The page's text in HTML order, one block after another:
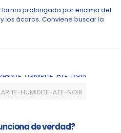
prolongada por encima del
los ácaros. Conviene buscar la
HUMIDITE-ATE-NOIR
de verdad?